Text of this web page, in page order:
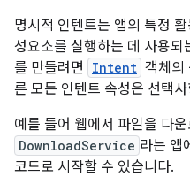
명시적 인텐트는 앱의 특정
성요소를 실행하는 데 사용
를 만들려면
Intent 객체의
른 모든 인텐트 속성은 선택
예를 들어 웹에서 파일을 다
DownloadService 라는 앱
코드로 시작할 수 있습니다.